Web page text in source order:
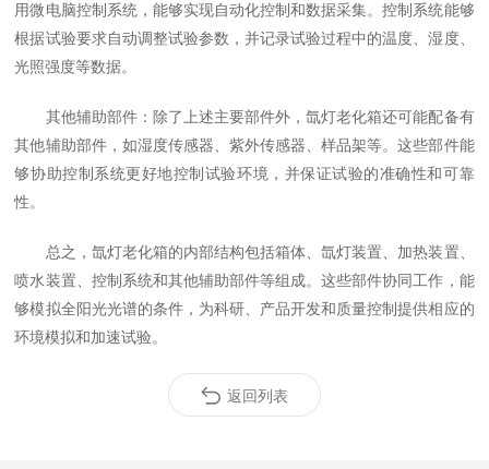
用微电脑控制系统，能够实现自动化控制和数据采集。控制系统能够
根据试验要求自动调整试验参数，并记录试验过程中的温度、湿度、
光照强度等数据。
其他辅助部件：除了上述主要部件外，氙灯老化箱还可能配备有
其他辅助部件，如湿度传感器、紫外传感器、样品架等。这些部件能
够协助控制系统更好地控制试验环境，并保证试验的准确性和可靠
性。
总之，氙灯老化箱的内部结构包括箱体、氙灯装置、加热装置、
喷水装置、控制系统和其他辅助部件等组成。这些部件协同工作，能
够模拟全阳光光谱的条件，为科研、产品开发和质量控制提供相应的
环境模拟和加速试验。
返回列表